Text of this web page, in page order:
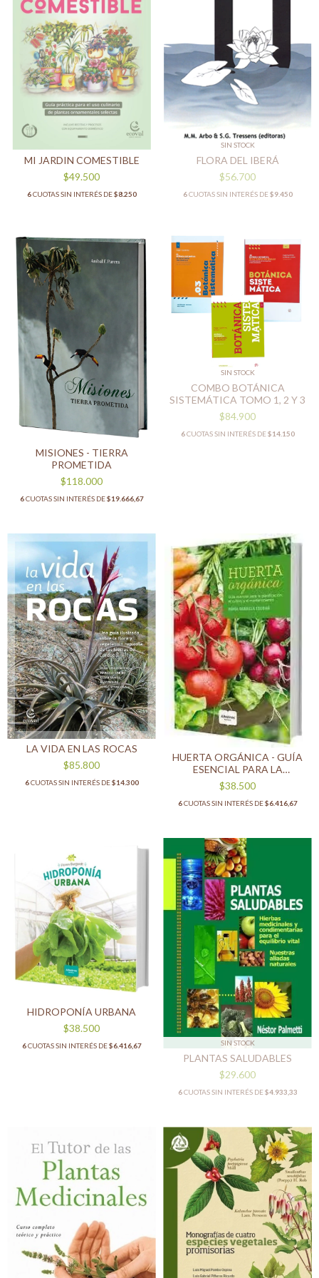
MI JARDIN COMESTIBLE
$49.500
6CUOTAS SIN INTERÉS DE$8.250
SIN STOCK
FLORA DEL IBERÁ
$56.700
6CUOTAS SIN INTERÉS DE$9.450
MISIONES - TIERRA
PROMETIDA
$118.000
6CUOTAS SIN INTERÉS DE$19.666,67
SIN STOCK
COMBO BOTÁNICA
SISTEMÁTICA TOMO 1, 2 Y 3
$84.900
6CUOTAS SIN INTERÉS DE$14.150
LA VIDA EN LAS ROCAS
$85.800
6CUOTAS SIN INTERÉS DE$14.300
HUERTA ORGÁNICA - GUÍA
ESENCIAL PARA LA
PLANIFICACIÓN, EL CULTIVO
Y EL MANTENIMIENTO
$38.500
6CUOTAS SIN INTERÉS DE$6.416,67
HIDROPONÍA URBANA
$38.500
6CUOTAS SIN INTERÉS DE$6.416,67 SIN STOCK
PLANTAS SALUDABLES
$29.600
6CUOTAS SIN INTERÉS DE$4.933,33